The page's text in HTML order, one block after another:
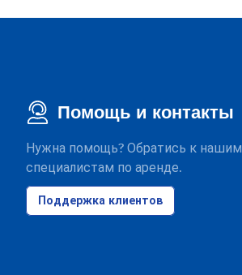
Помощь и контакты
Нужна помощь? Обратись к нашим
специалистам по аренде.
Поддержка клиентов